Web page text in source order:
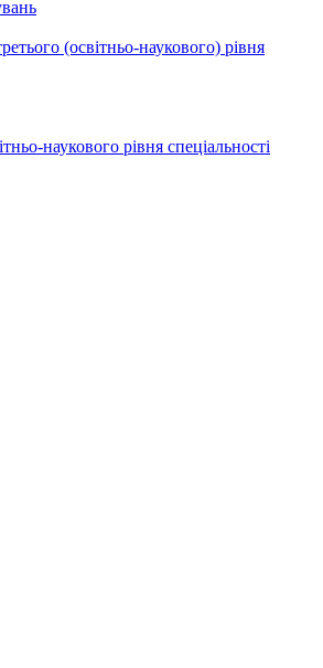
(освітньо-наукового) рівня
наукового рівня спеціальності